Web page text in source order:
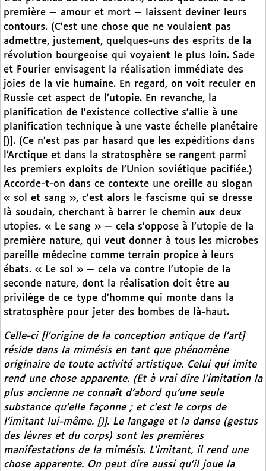
première — amour et mort — laissent deviner leurs
contours. (C’est une chose que ne voulaient pas
admettre, justement, quelques-uns des esprits de la
révolution bourgeoise qui voyaient le plus loin. Sade
et Fourier envisagent la réalisation immédiate des
joies de la vie humaine. En regard, on voit reculer en
Russie cet aspect de l’utopie. En revanche, la
planification de l’existence collective s’allie à une
planification technique à une vaste échelle planétaire
[)]. (Ce n’est pas par hasard que les expéditions dans
l’Arctique et dans la stratosphère se rangent parmi
les premiers exploits de l’Union soviétique pacifiée.)
Accorde-t-on dans ce contexte une oreille au slogan
« sol et sang », c’est alors le fascisme qui se dresse
là soudain, cherchant à barrer le chemin aux deux
utopies. « Le sang » — cela s’oppose à l’utopie de la
première nature, qui veut donner à tous les microbes
pareille médecine comme terrain propice à leurs
ébats. « Le sol » — cela va contre l’utopie de la
seconde nature, dont la réalisation doit être au
privilège de ce type d’homme qui monte dans la
stratosphère pour jeter des bombes de là-haut.
Celle-ci [l’origine de la conception antique de l’art]
réside dans la mimésis en tant que phénomène
originaire de toute activité artistique. Celui qui imite
rend une chose apparente. (Et à vrai dire l’imitation la
plus ancienne ne connaît d’abord qu’une seule
substance qu’elle façonne ; et c’est le corps de
l’imitant lui-même. [)]. Le langage et la danse (gestus
des lèvres et du corps) sont les premières
manifestations de la mimésis. L’imitant, il rend une
chose apparente. On peut dire aussi qu’il joue la